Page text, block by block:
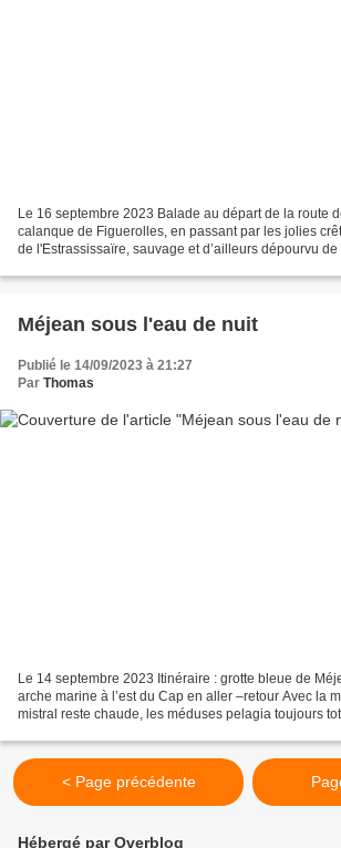
Le 16 septembre 2023 Balade au départ de la route
calanque de Figuerolles, en passant par les jolies
de l'Estrassissaïre, sauvage et d’ailleurs dépourvu
Méjean sous l'eau de nuit
Publié le 14/09/2023 à 21:27
Par Thomas
Le 14 septembre 2023 Itinéraire : grotte bleue de
arche marine à l’est du Cap en aller –retour Avec la
mistral reste chaude, les méduses pelagia toujours
< Page précédente
Hébergé par Overblog